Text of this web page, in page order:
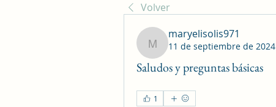
Volver
maryelisolis971
maryelisolis971
11 de septiembre de 2024
Saludos y preguntas básicas
1